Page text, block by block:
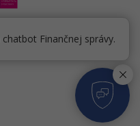
chatbot Finančnej správy.